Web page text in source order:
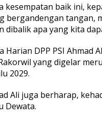
kesempatan baik ini,
bergandengan tangan,
dibalik apa yang kita
Harian DPP PSI Ahmad
yang digelar
2029.
Ali juga berharap,
Dewata.